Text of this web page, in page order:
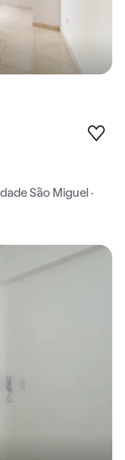
São Miguel ·